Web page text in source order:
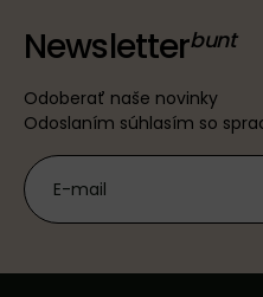
Newsletter
Odoberať naše novinky
Odoslaním súhlasím so